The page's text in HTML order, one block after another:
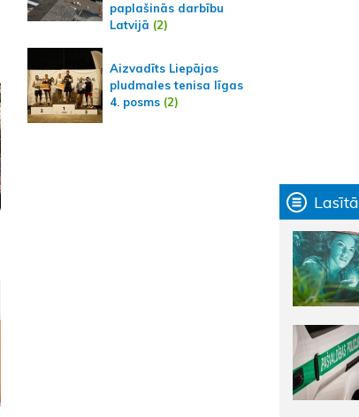
paplašinās darbību
Latvijā (2)
Aizvadīts Liepājas
pludmales tenisa līgas
4. posms (2)